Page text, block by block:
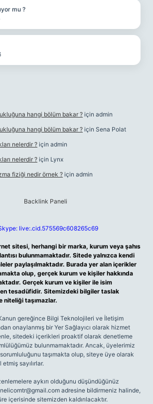
mu ?
hangi bölüm bakar ? için admin
hangi bölüm bakar ? için Sena Polat
nelerdir ? için admin
nelerdir ? için Lynx
fiziği nedir örnek ?için admin
live:.cid.575569c608265c69
sitesi, herhangi bir marka, kurum veya şahıs
bulunmamaktadır. Sitede yalnızca kendi
paylaşılmaktadır. Burada yer alan içerikler
olup, gerçek kurum ve kişiler hakkında
Gerçek kurum ve kişiler ile isim
tesadüfidir. Sitemizdeki bilgiler taslak
niteliği taşımazlar.
gereğince Bilgi Teknolojileri ve İletişim
onaylanmış bir Yer Sağlayıcı olarak hizmet
sitedeki içerikleri proaktif olarak denetleme
bulunmamaktadır. Ancak, üyelerimiz
taşımakta olup, siteye üye olarak
sayılırlar.
aykırı olduğunu düşündüğünüz
adresine bildirmeniz halinde,
içerisinde sitemizden kaldırılacaktır.